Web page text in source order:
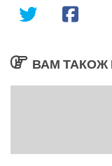
ВАМ ТАКОЖ